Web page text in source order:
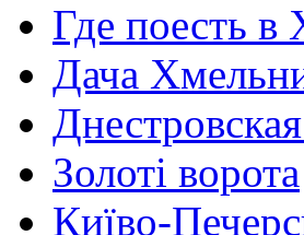
Где поесть
Дача
Золоті ворота
Київо-